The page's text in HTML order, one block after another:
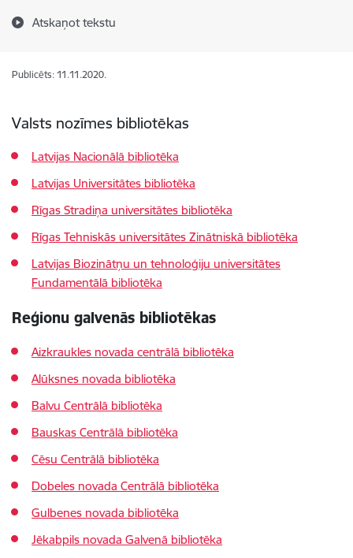
Atskaņot tekstu
Publicēts: 11.11.2020.
Valsts nozīmes bibliotēkas
Latvijas Nacionālā bibliotēka
Latvijas Universitātes bibliotēka
Rīgas Stradiņa universitātes bibliotēka
Rīgas Tehniskās universitātes Zinātniskā bibliotēka
Latvijas Biozinātņu un tehnoloģiju universitātes
Fundamentālā bibliotēka
Reģionu galvenās bibliotēkas
Aizkraukles novada centrālā bibliotēka
Alūksnes novada bibliotēka
Balvu Centrālā bibliotēka
Bauskas Centrālā bibliotēka
Cēsu Centrālā bibliotēka
Dobeles novada Centrālā bibliotēka
Gulbenes novada bibliotēka
Jēkabpils novada Galvenā bibliotēka